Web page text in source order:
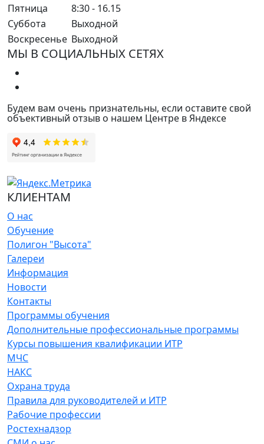
Пятница
8:30 - 16.15
Суббота
Выходной
Воскресенье Выходной
МЫ В СОЦИАЛЬНЫХ СЕТЯХ
Будем вам очень признательны, если оставите свой
объективный отзыв о нашем Центре в Яндексе
КЛИЕНТАМ
О нас
Обучение
Полигон "Высота"
Галереи
Информация
Новости
Контакты
Программы обучения
Дополнительные профессиональные программы
Курсы повышения квалификации ИТР
МЧС
НАКС
Охрана труда
Правила для руководителей и ИТР
Рабочие профессии
Ростехнадзор